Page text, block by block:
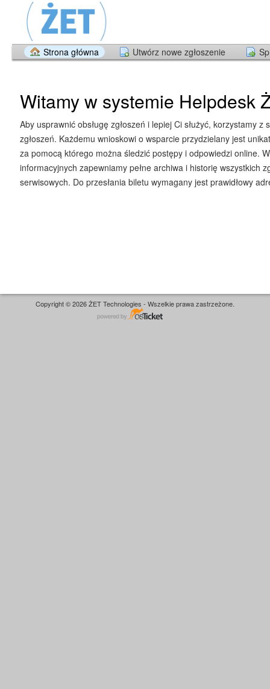
Strona główna Utwórz nowe zgłoszenie
Witamy w systemie Helpdesk
Aby usprawnić obsługę zgłoszeń i lepiej Ci służyć, korzystamy z
zgłoszeń. Każdemu wnioskowi o wsparcie przydzielany jest
za pomocą którego można śledzić postępy i odpowiedzi online.
informacyjnych zapewniamy pełne archiwa i historię wszystkich
serwisowych. Do przesłania biletu wymagany jest prawidłowy
Copyright © 2026 ŻET Technologies - Wszelkie prawa zastrzeżone.